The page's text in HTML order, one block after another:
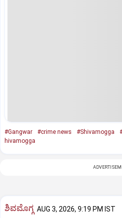
#Gangwar #crime news #Shivamogga
hivamogga
ಶಿವಮೊಗ್ಗ AUG 3, 2026, 9:19 PM IST